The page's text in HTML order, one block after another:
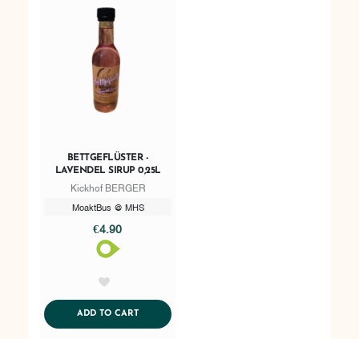
BETTGEFLÜSTER -
LAVENDEL SIRUP 0,25L
Kickhof BERGER
MoaktBus @ MHS
€4.90
ADD TO CARTADDTOCART